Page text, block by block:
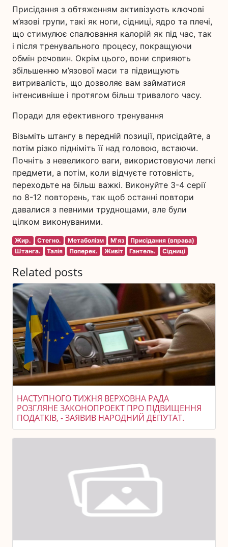
Присідання з обтяженням активізують ключові
м’язові групи, такі як ноги, сідниці, ядро та плечі,
що стимулює спалювання калорій як під час, так
і після тренувального процесу, покращуючи
обмін речовин. Окрім цього, вони сприяють
збільшенню м’язової маси та підвищують
витривалість, що дозволяє вам займатися
інтенсивніше і протягом більш тривалого часу.
Поради для ефективного тренування
Візьміть штангу в передній позиції, присідайте, а
потім різко підніміть її над головою, встаючи.
Почніть з невеликого ваги, використовуючи легкі
предмети, а потім, коли відчуєте готовність,
переходьте на більш важкі. Виконуйте 3-4 серії
по 8-12 повторень, так щоб останні повтори
давалися з певними труднощами, але були
цілком виконуваними.
Жир. Стегно. Метаболізм М'яз
Присідання (вправа)
Штанга.
Талія Поперек. Живіт Гантель. Сідниці
Related posts
НАСТУПНОГО ТИЖНЯ ВЕРХОВНА РАДА
РОЗГЛЯНЕ ЗАКОНОПРОЕКТ ПРО ПІДВИЩЕННЯ
ПОДАТКІВ, - ЗАЯВИВ НАРОДНИЙ ДЕПУТАТ.